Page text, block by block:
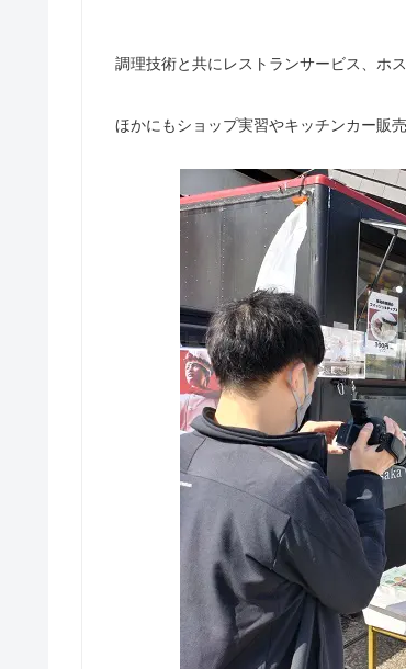
調理技術と共にレストランサービス、ホ
ほかにもショップ実習やキッチンカー販